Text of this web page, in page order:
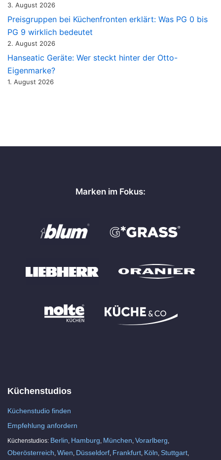
3. August 2026
Preisgruppen bei Küchenfronten erklärt: Was PG 0 bis
PG 9 wirklich bedeutet
2. August 2026
Hanseatic Geräte: Wer steckt hinter der Otto-
Eigenmarke?
1. August 2026
Marken im Fokus:
Küchenstudios
Küchenstudio finden
Empfehlung anfordern
Küchenstudios: Berlin Hamburg München Vorarlberg
Oberösterreich Wien Düsseldorf Frankfurt Köln Stuttgart